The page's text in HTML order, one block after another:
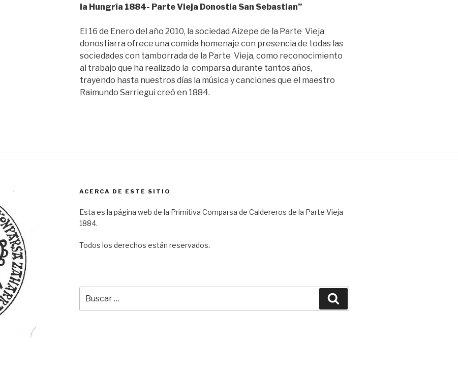
la Hungría 1884- Parte Vieja Donostia San Sebastian”
El 16 de Enero del año 2010, la sociedad Aizepe de la Parte Vieja
donostiarra ofrece una comida homenaje con presencia de todas las
sociedades con tamborrada de la Parte Vieja, como reconocimiento
al trabajo que ha realizado la comparsa durante tantos años,
trayendo hasta nuestros días la música y canciones que el maestro
Raimundo Sarriegui creó en 1884.
ACERCA DE ESTE SITIO
Esta es la página web de la Primitiva Comparsa de Caldereros de la Parte Vieja
1884.
Todos los derechos están reservados.
por: